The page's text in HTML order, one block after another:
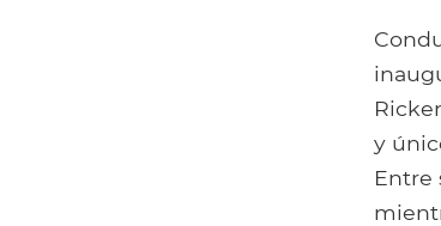
y
Entre